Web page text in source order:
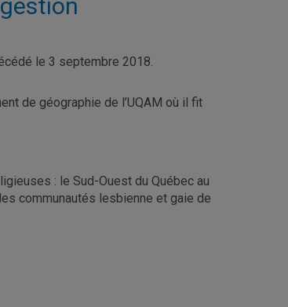
le 3 septembre 2018.
de géographie de l’UQAM où il fit
: le Sud-Ouest du Québec au
communautés lesbienne et gaie de